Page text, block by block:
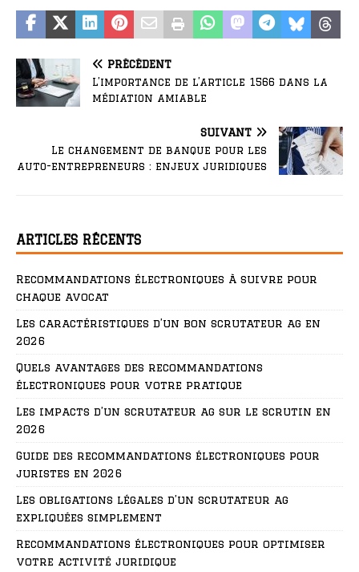
PRÉCÉDENT
L’importance de l’article 1566 dans la
médiation amiable
SUIVANT
Le changement de banque pour les
auto-entrepreneurs : enjeux juridiques
ARTICLES RÉCENTS
Recommandations électroniques à suivre pour
chaque avocat
Les caractéristiques d’un bon scrutateur ag en
2026
Quels avantages des recommandations
électroniques pour votre pratique
Les impacts d’un scrutateur ag sur le scrutin en
2026
Guide des recommandations électroniques pour
juristes en 2026
Les obligations légales d’un scrutateur ag
expliquées simplement
Recommandations électroniques pour optimiser
votre activité juridique